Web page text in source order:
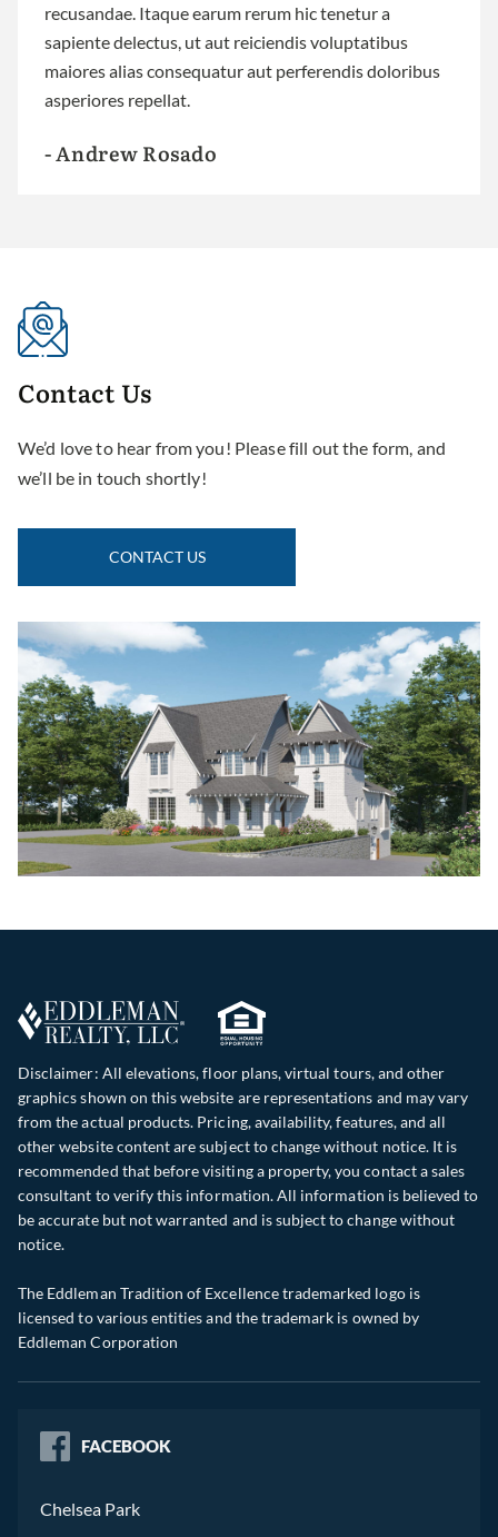
recusandae. Itaque earum rerum hic tenetur a
sapiente delectus, ut aut reiciendis voluptatibus
maiores alias consequatur aut perferendis doloribus
asperiores repellat.
- Andrew Rosado
Contact Us
We’d love to hear from you! Please fill out the form, and
we’ll be in touch shortly!
CONTACT US
Disclaimer: All elevations, floor plans, virtual tours, and other
graphics shown on this website are representations and may vary
from the actual products. Pricing, availability, features, and all
other website content are subject to change without notice. It is
recommended that before visiting a property, you contact a sales
consultant to verify this information. All information is believed to
be accurate but not warranted and is subject to change without
notice.
The Eddleman Tradition of Excellence trademarked logo is
licensed to various entities and the trademark is owned by
Eddleman Corporation
FACEBOOK
Chelsea Park